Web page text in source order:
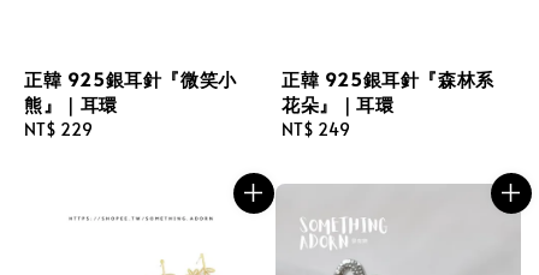
正韓 925銀耳針『微笑小
熊』｜耳環
Regular
NT$ 229
正韓 925銀耳針『森林系
花朵』｜耳環
Regular
NT$ 249